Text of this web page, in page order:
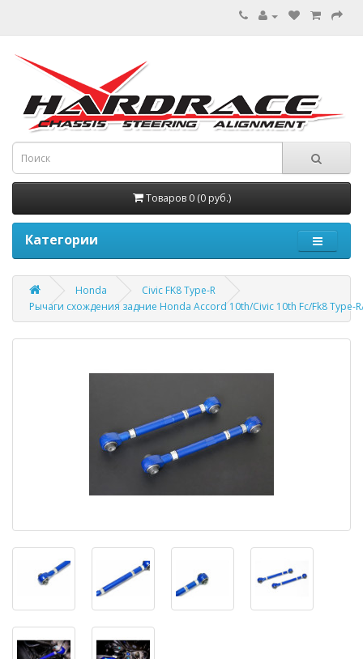
Товаров 0 (0 руб.)
Категории
Honda
Civic FK8 Type-R
Рычаги схождения задние Honda Accord 10th/Civic 10th Fc/Fk8 Type-